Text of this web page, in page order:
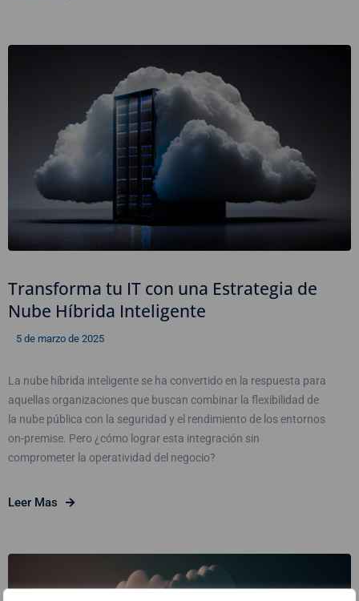
Transforma tu IT con una Estrategia de
Nube Híbrida Inteligente
5 de marzo de 2025
La nube híbrida inteligente se ha convertido en la respuesta para
aquellas organizaciones que buscan combinar la flexibilidad de
la nube pública con la seguridad y el rendimiento de los entornos
on-premise. Pero ¿cómo lograr esta integración sin
comprometer la operatividad del negocio?
Leer Mas